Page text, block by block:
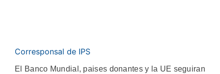
Corresponsal de IPS
El Banco Mundial, paises donantes y la UE seguiran